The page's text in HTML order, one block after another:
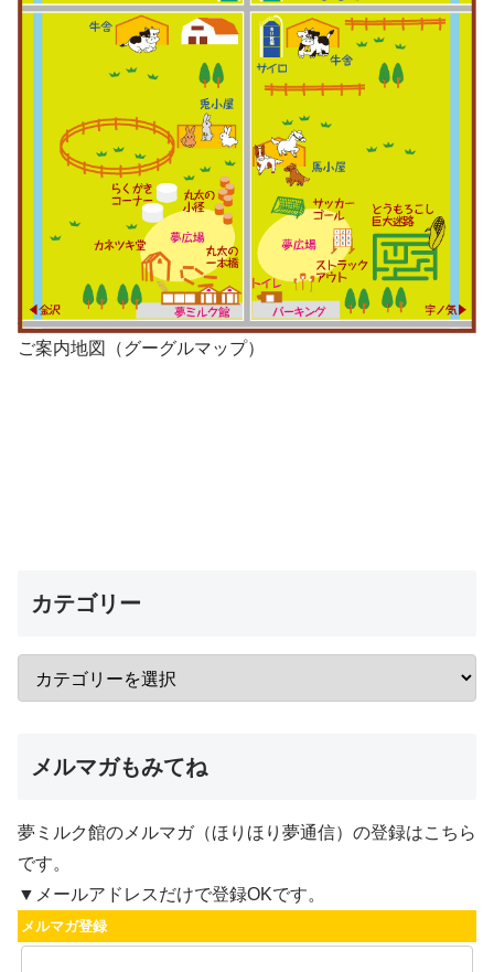
ご案内地図（グーグルマップ）
カテゴリー
メルマガもみてね
夢ミルク館のメルマガ（ほりほり夢通信）の登録はこちら
です。
▼メールアドレスだけで登録OKです。
メルマガ登録